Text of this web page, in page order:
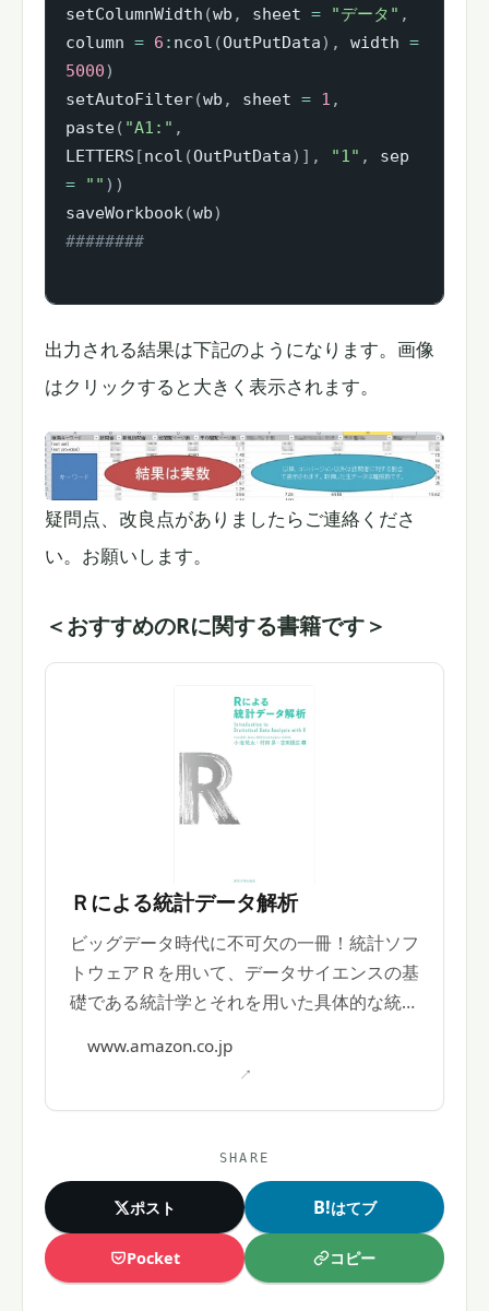
setColumnWidth (wb , sheet = "データ" ,
column = 6 : ncol (OutPutData) , width =
5000)
setAutoFilter(wb , sheet = 1 ,
paste( "A1:" ,
LETTERS [ncol (OutPutData) ] , "1" ,
=
"" ) )
saveWorkbook(wb)
########
出力される結果は下記のようになります。画像
はクリックすると大きく表示されます。
疑問点、改良点がありましたらご連絡くださ
い。お願いします。
＜おすすめのRに関する書籍です＞
Ｒによる統計データ解析
ビッグデータ時代に不可欠の一冊！統計ソフ
トウェアＲを用いて、データサイエンスの基
礎である統計学とそれを用いた具体的な統計
データ解析テキストの決定版。 著者: 小池祐
www.amazon.co.jp
SHARE
ポスト B!はてブ
Pocket コピー